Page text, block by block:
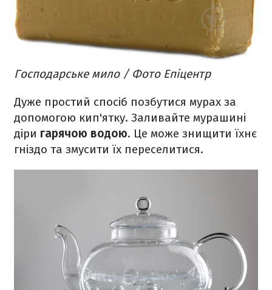
Господарське мило / Фото Епіцентр
Дуже простий спосіб позбутися мурах за
допомогою кип'ятку. Заливайте мурашині
діри гарячою водою. Це може знищити їхнє
гніздо та змусити їх переселитися.